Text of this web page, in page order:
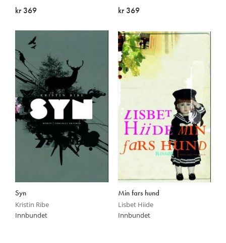
kr 369 kr 369
Syn
Kristin Ribe
Innbundet
Min fars hund
Lisbet Hiide
Innbundet